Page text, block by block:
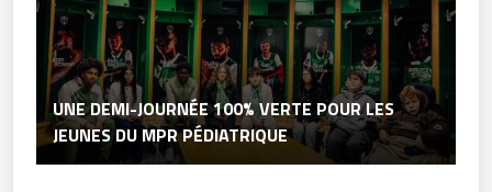
UNE DEMI-JOURNÉE 100% VERTE POUR LES
JEUNES DU MPR PÉDIATRIQUE